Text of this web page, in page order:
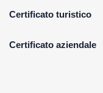
Certificato turistico
Certificato aziendale